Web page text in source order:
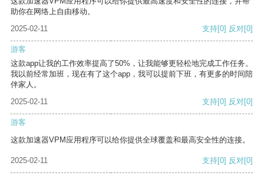
助你在网络上自由移动。
2025-02-11
支持[0] 反对[0]
游客
这款app让我的工作效率提高了50%，让我能够更轻松地完成工作任务。
我以前经常加班，现在有了这个app，我可以提前下班，有更多的时间陪
伴家人。
2025-02-11
支持[0] 反对[0]
游客
这款加速器VPM应用程序可以给你提供全球覆盖和最高安全性的连接。
2025-02-11 支持[0] 反对[0]